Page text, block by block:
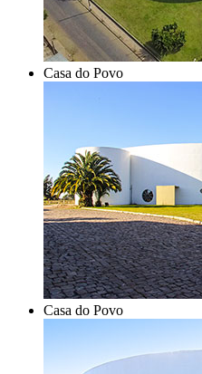
Casa do Povo
Casa do Povo